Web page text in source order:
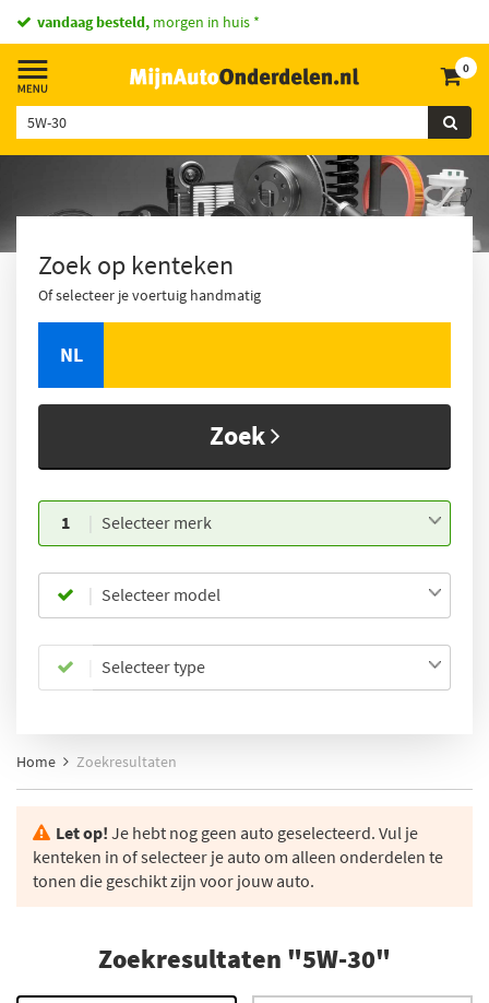
vandaag besteld, morgen in huis *
0
Zoek op kenteken
Of selecteer je voertuig handmatig
NL
Zoek
1 Selecteer merk
Selecteer model
Selecteer type
Home Zoekresultaten
Let op! Je hebt nog geen auto geselecteerd. Vul je
kenteken in of selecteer je auto om alleen onderdelen te
tonen die geschikt zijn voor jouw auto.
Zoekresultaten "5W-30"